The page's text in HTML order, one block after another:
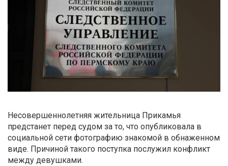
Несовершеннолетняя жительница Прикамья
предстанет перед судом за то, что опубликовала в
социальной сети фотографию знакомой в обнаженном
виде. Причиной такого поступка послужил конфликт
между девушками.